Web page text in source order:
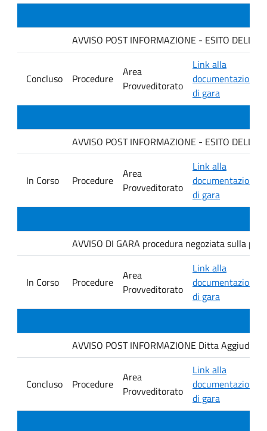
AVVISO POST INFORMAZIONE - ESITO
Concluso Procedure
Area
Provveditorato
Link alla
documentazione
di gara
AVVISO POST INFORMAZIONE - ESITO
In Corso Procedure
Area
Provveditorato
Link alla
documentazione
di gara
AVVISO DI GARA procedura negoziata sulla
In Corso Procedure
Area
Provveditorato
Link alla
documentazione
di gara
AVVISO POST INFORMAZIONE Ditta
Concluso Procedure
Area
Provveditorato
Link alla
documentazione
di gara